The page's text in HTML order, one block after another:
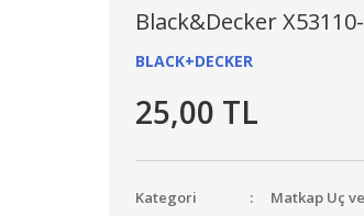
Black&Decker
BLACK+DECKER
25,00 TL
Kategori
Matkap Uç